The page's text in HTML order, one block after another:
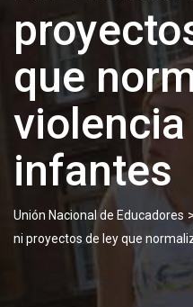
que
infantes
Unión Nacional de Educadores
ni proyectos de ley que